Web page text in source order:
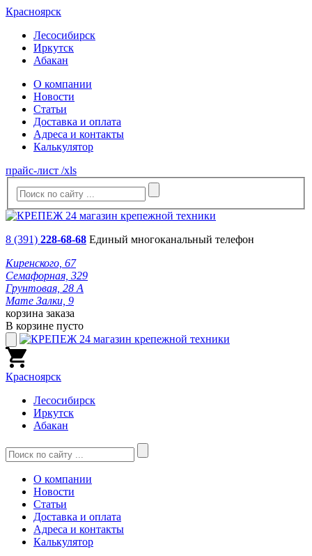
Красноярск
Лесосибирск
Иркутск
Абакан
О компании
Новости
Статьи
Доставка и оплата
Адреса и контакты
Калькулятор
прайс-лист /xls
8 (391) 228-68-68 Единый многоканальный телефон
Киренского, 67
Семафорная, 329
Грунтовая, 28 А
Мате Залки, 9
корзина заказа
В корзине пусто
Красноярск
Лесосибирск
Иркутск
Абакан
О компании
Новости
Статьи
Доставка и оплата
Адреса и контакты
Калькулятор